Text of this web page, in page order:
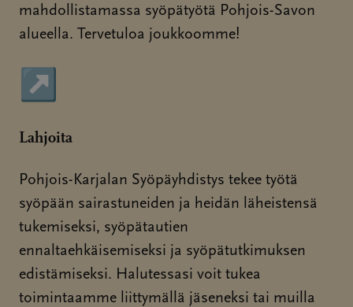
mahdollistamassa syöpätyötä Pohjois-Savon
alueella. Tervetuloa joukkoomme!
Sivu avautuu uudessa ikkunassa
↗
Lahjoita
Pohjois-Karjalan Syöpäyhdistys tekee työtä
syöpään sairastuneiden ja heidän läheistensä
tukemiseksi, syöpätautien
ennaltaehkäisemiseksi ja syöpätutkimuksen
edistämiseksi. Halutessasi voit tukea
toimintaamme liittymällä jäseneksi tai muilla